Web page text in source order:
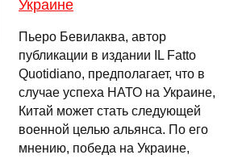
Украине
Пьеро Бевилаква, автор
публикации в издании IL Fatto
Quotidiano, предполагает, что в
случае успеха НАТО на Украине,
Китай может стать следующей
военной целью альянса. По его
мнению, победа на Украине,